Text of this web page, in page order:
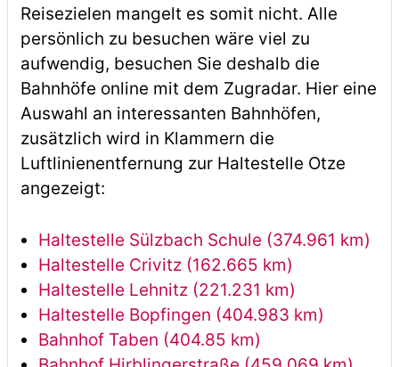
Reisezielen mangelt es somit nicht. Alle
persönlich zu besuchen wäre viel zu
aufwendig, besuchen Sie deshalb die
Bahnhöfe online mit dem Zugradar. Hier eine
Auswahl an interessanten Bahnhöfen,
zusätzlich wird in Klammern die
Luftlinienentfernung zur Haltestelle Otze
angezeigt:
Haltestelle Sülzbach Schule (374.961 km)
Haltestelle Crivitz (162.665 km)
Haltestelle Lehnitz (221.231 km)
Haltestelle Bopfingen (404.983 km)
Bahnhof Taben (404.85 km)